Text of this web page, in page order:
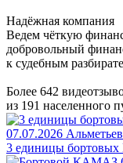
Надёжная компания
Ведем чёткую
добровольный
к судебным
Более 642
из 191 населенного
07.07.2026
3 единицы